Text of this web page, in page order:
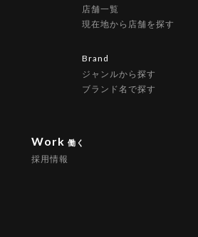
店舗一覧
現在地から店舗を探す
Brand
ジャンルから探す
ブランド名で探す
Work 働く
採用情報